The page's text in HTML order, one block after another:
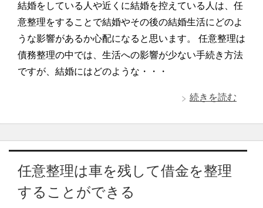
結婚をしている人や近くに結婚を控えている人は、任
意整理をすることで結婚やその後の結婚生活にどのよ
うな影響があるか心配になると思います。 任意整理は
債務整理の中では、生活への影響が少ない手続き方法
ですが、結婚にはどのような・・・
続きを読む
任意整理は車を残して借金を整理
することができる